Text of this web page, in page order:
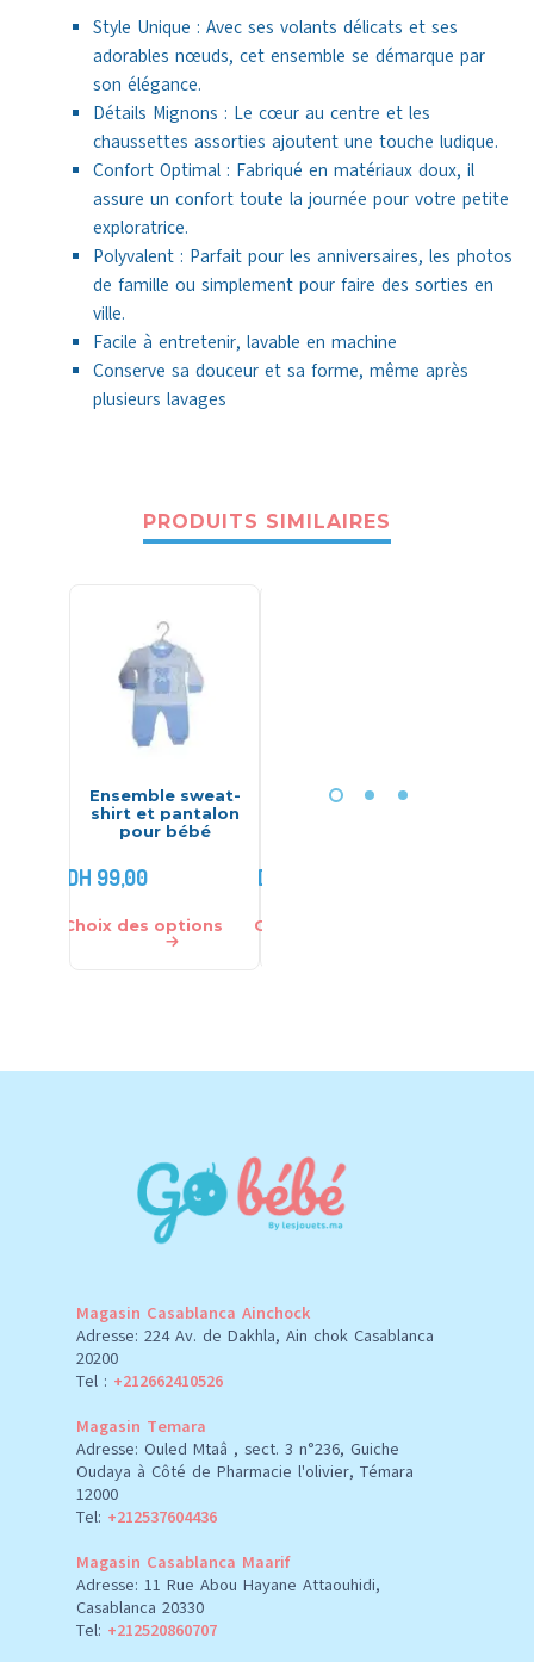
Style Unique : Avec ses volants délicats et ses
adorables nœuds, cet ensemble se démarque par
son élégance.
Détails Mignons : Le cœur au centre et les
chaussettes assorties ajoutent une touche ludique.
Confort Optimal : Fabriqué en matériaux doux, il
assure un confort toute la journée pour votre petite
exploratrice.
Polyvalent : Parfait pour les anniversaires, les photos
de famille ou simplement pour faire des sorties en
ville.
Facile à entretenir, lavable en machine
Conserve sa douceur et sa forme, même après
plusieurs lavages
PRODUITS SIMILAIRES
Ensemble sweat-
shirt et pantalon
pour bébé
DH 99,00
Choix des options
Set Bonnet
DH
Choix des options
Magasin Casablanca Ainchock
Adresse: 224 Av. de Dakhla, Ain chok Casablanca
20200
Tel : +212662410526
Magasin Temara
Adresse: Ouled Mtaâ , sect. 3 n°236, Guiche
Oudaya à Côté de Pharmacie l'olivier, Témara
12000
Tel: +212537604436
Magasin Casablanca Maarif
Adresse: 11 Rue Abou Hayane Attaouhidi,
Casablanca 20330
Tel: +212520860707